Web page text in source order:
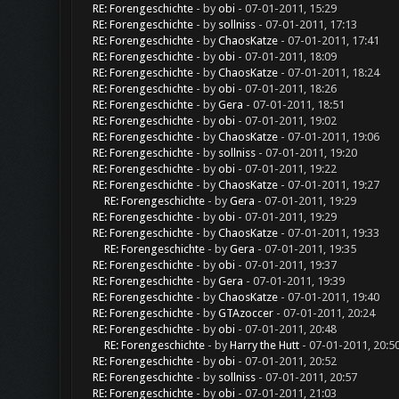
RE: Forengeschichte - byobi- 07-01-2011, 15:29
RE: Forengeschichte - by sollniss- 07-01-2011, 17:13
RE: Forengeschichte - byChaosKatze- 07-01-2011, 17:41
RE: Forengeschichte - byobi- 07-01-2011, 18:09
RE: Forengeschichte - byChaosKatze- 07-01-2011, 18:24
RE: Forengeschichte - byobi- 07-01-2011, 18:26
RE: Forengeschichte - byGera - 07-01-2011, 18:51
RE: Forengeschichte - byobi- 07-01-2011, 19:02
RE: Forengeschichte - byChaosKatze- 07-01-2011, 19:06
RE: Forengeschichte - by sollniss- 07-01-2011, 19:20
RE: Forengeschichte - byobi- 07-01-2011, 19:22
RE: Forengeschichte - byChaosKatze- 07-01-2011, 19:27
RE: Forengeschichte - byGera - 07-01-2011, 19:29
RE: Forengeschichte - byobi- 07-01-2011, 19:29
RE: Forengeschichte - byChaosKatze- 07-01-2011, 19:33
RE: Forengeschichte - byGera - 07-01-2011, 19:35
RE: Forengeschichte - byobi- 07-01-2011, 19:37
RE: Forengeschichte - byGera - 07-01-2011, 19:39
RE: Forengeschichte - byChaosKatze- 07-01-2011, 19:40
RE: Forengeschichte - byGTAzoccer- 07-01-2011, 20:24
RE: Forengeschichte - byobi- 07-01-2011, 20:48
RE: Forengeschichte - byHarry the Hutt- 07-01-2011,
RE: Forengeschichte - byobi- 07-01-2011, 20:52
RE: Forengeschichte - by sollniss- 07-01-2011, 20:57
RE: Forengeschichte - byobi- 07-01-2011, 21:03